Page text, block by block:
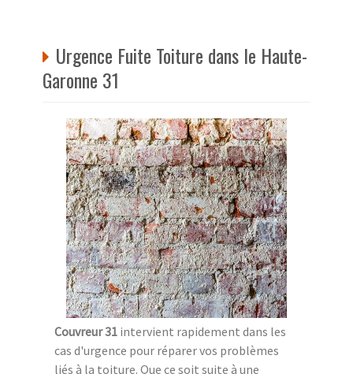
Urgence Fuite Toiture dans le Haute-
Garonne 31
Couvreur 31 intervient rapidement dans les
cas d'urgence pour réparer vos problèmes
liés à la toiture. Que ce soit suite à une